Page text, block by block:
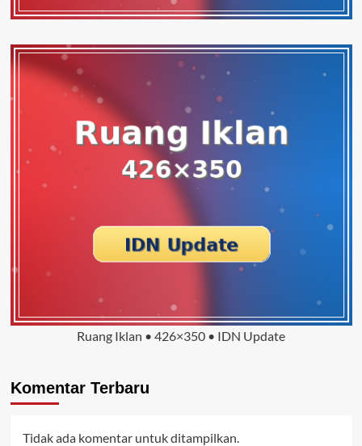
Ruang Iklan • 426×350 • IDN Update
Komentar Terbaru
Tidak ada komentar untuk ditampilkan.